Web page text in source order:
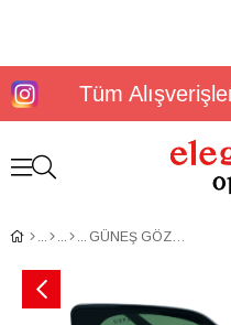
Tüm
GÜNEŞ GÖZLÜĞÜ U.S. Polo Assn USS 0362 C2